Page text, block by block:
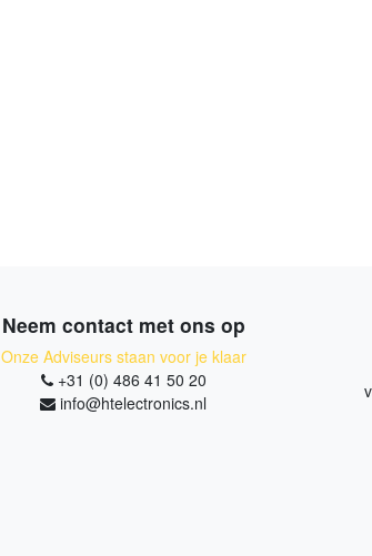
Neem contact met ons op
Onze Adviseurs staan voor je klaar
+31 (0) 486 41 50 20
info@htelectronics.nl